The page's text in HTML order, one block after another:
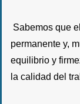
Sabemos que
permanente y,
equilibrio y
la calidad del